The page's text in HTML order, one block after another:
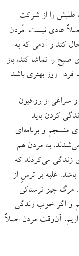
طلبش را از شرکت
عادی نیست. مُردن
کند و آدمی که به
را تماشا کند، باز
روز بهتری باشد.
از رواقیون
کردن باید
منسجم و برنامه‌ای
به مردن هم
زندگی می‌کردند که
غلبه بر ترسِ از
مرگ چیز ترسناکی
و اگر خوب زندگی
آن‌وقت مردن اصلاً